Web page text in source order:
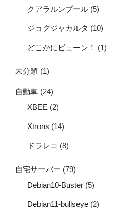
クアラルンプール (5)
ジョグジャカルタ (10)
どこかにビューン！ (1)
未分類 (1)
自動車 (24)
XBEE (2)
Xtrons (14)
ドラレコ (8)
自宅サーバー (79)
Debian10-Buster (5)
Debian11-bullseye (2)